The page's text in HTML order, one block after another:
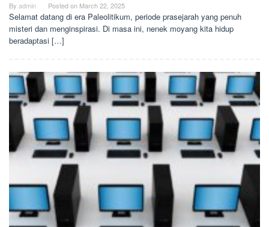
By admin Posted on March 22, 2025
Selamat datang di era Paleolitikum, periode prasejarah yang penuh
misteri dan menginspirasi. Di masa ini, nenek moyang kita hidup
beradaptasi […]